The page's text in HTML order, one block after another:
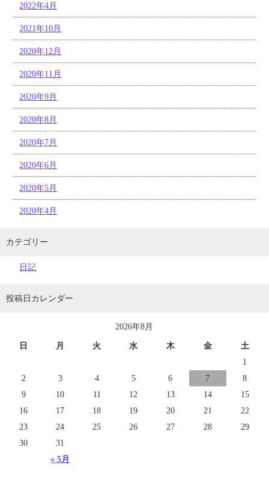
2022年4月
2021年10月
2020年12月
2020年11月
2020年9月
2020年8月
2020年7月
2020年6月
2020年5月
2020年4月
カテゴリー
日記
投稿日カレンダー
2026年8月
日 月 火 水 木 金 土
« 5月
1
2
3 4 5 6 7
8
9
10 11 12 13 14
15
16
17 18 19 20 21
22
23
24 25 26 27 28
29
30
31